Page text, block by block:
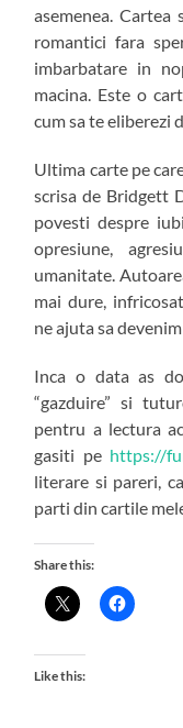
asemenea.
romantici fara
imbarbatare in
macina. Este o
cum sa te eliberezi
Ultima carte pe
scrisa de Bridgett
povesti despre
opresiune,
umanitate.
mai dure,
ne ajuta sa
Inca o data as
“gazduire” si
pentru a lectura
gasiti pe https://
literare si pareri,
parti din cartile
Share this:
Like this: